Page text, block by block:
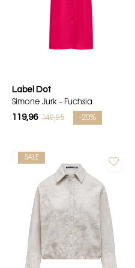
Label Dot
Simone Jurk - Fuchsia
119,96 149,95 -20%
SALE